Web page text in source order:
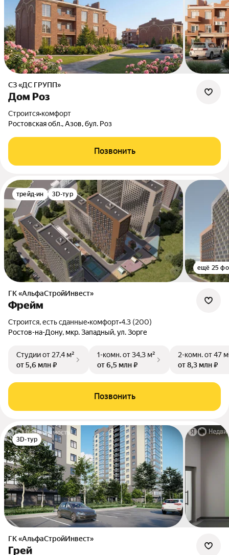
СЗ «ДС ГРУПП»
Дом Роз
Строится•комфорт
Ростовская обл., Азов, бул. Роз
Позвонить
трейд-ин 3D-тур
ещё 25
ГК «АльфаСтройИнвест»
Фрейм
Строится, есть сданные•комфорт•4.3 (200)
Ростов-на-Дону, мкр. Западный, ул. Зорге
Студииот 27,4 м²
от 5,6 млн ₽
1-комн.от 34,3 м²
от 6,5 млн ₽
2-комн.от 47
от 8,3 млн ₽
Позвонить
3D-тур
ГК «АльфаСтройИнвест»
Грей